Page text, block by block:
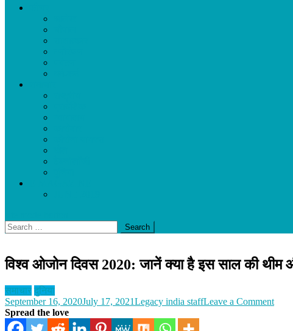
Search
for:
विश्व ओजोन दिवस 2020: जानें क्या है इस साल की थीम
समाचार दुनिया
September 16, 2020July 17, 2021Legacy india staffLeave a Commenton
Spread the love